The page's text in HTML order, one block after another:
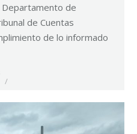
de
de Cuentas
de lo informado